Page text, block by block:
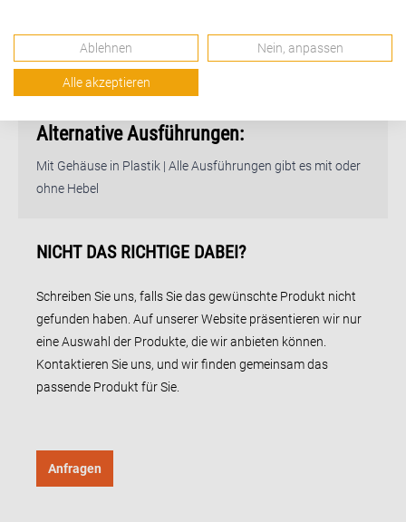
Mehr Informationen Anfragen
Alternative Ausführungen:
Mit Gehäuse in Plastik | Alle Ausführungen gibt es mit oder
ohne Hebel
NICHT DAS RICHTIGE DABEI?
Schreiben Sie uns, falls Sie das gewünschte Produkt nicht
gefunden haben. Auf unserer Website präsentieren wir nur
eine Auswahl der Produkte, die wir anbieten können.
Kontaktieren Sie uns, und wir finden gemeinsam das
passende Produkt für Sie.
Anfragen
Ablehnen Nein, anpassen
Alle akzeptieren